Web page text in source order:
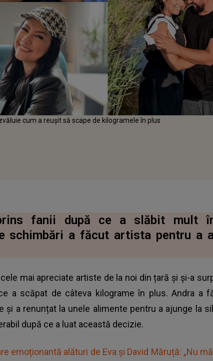
cum a reușit să scape de kilogramele în plus
fanii după ce a slăbit mult
schimbări a făcut artista pentru a
mai apreciate artiste de la noi din țară și și-a
a scăpat de câteva kilograme în plus. Andra a
și a renunțat la unele alimente pentru a ajunge la
după ce a luat această decizie.
emoționantă alături de Eva și David Măruță: „Nu